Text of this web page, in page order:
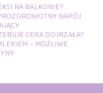
NA BALKONIE?
NAPÓJ
CERA DOJRZAŁA?
– MOŻLIWE